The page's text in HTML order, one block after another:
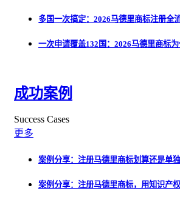
多国一次搞定：2026马德里商标注册全
一次申请覆盖132国：2026马德里商标为
成功案例
Success Cases
更多
案例分享：注册马德里商标划算还是单
案例分享：注册马德里商标，用知识产